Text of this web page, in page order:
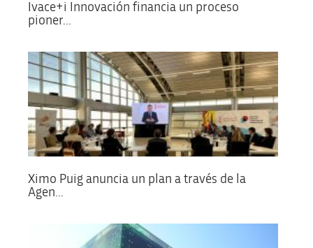
Ivace+i Innovación financia un proceso
pioner...
Ximo Puig anuncia un plan a través de la
Agen...